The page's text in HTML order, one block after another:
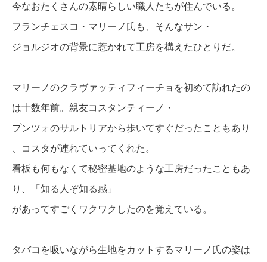
今なおたくさんの素晴らしい職人たちが住んでいる。
フランチェスコ・マリーノ氏も、そんなサン・
ジョルジオの背景に惹かれて工房を構えたひとりだ。
マリーノのクラヴァッティフィーチョを初めて訪れたの
は十数年前。親友コスタンティーノ・
プンツォのサルトリアから歩いてすぐだったこともあり
、コスタが連れていってくれた。
看板も何もなくて秘密基地のような工房だったこともあ
り、「知る人ぞ知る感」
があってすごくワクワクしたのを覚えている。
タバコを吸いながら生地をカットするマリーノ氏の姿は